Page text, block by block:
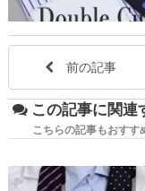
前の記事
この記事に関連
こちらの記事もおすす